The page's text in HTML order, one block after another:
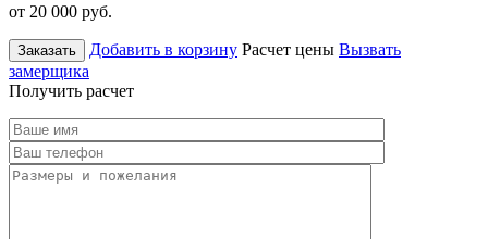
от 20 000 руб.
Заказать Добавить в корзину Расчет цены Вызвать
замерщика
Получить расчет